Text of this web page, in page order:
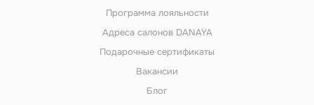
Программа лояльности
Адреса салонов DANAYA
Подарочные сертификаты
Вакансии
Блог